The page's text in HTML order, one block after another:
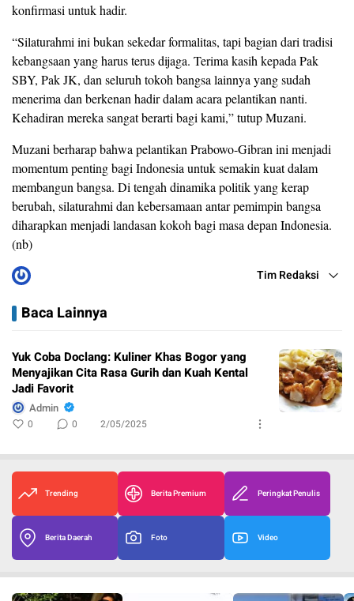
konfirmasi untuk hadir.
“Silaturahmi ini bukan sekedar formalitas, tapi bagian dari tradisi
kebangsaan yang harus terus dijaga. Terima kasih kepada Pak
SBY, Pak JK, dan seluruh tokoh bangsa lainnya yang sudah
menerima dan berkenan hadir dalam acara pelantikan nanti.
Kehadiran mereka sangat berarti bagi kami,” tutup Muzani.
Muzani berharap bahwa pelantikan Prabowo-Gibran ini menjadi
momentum penting bagi Indonesia untuk semakin kuat dalam
membangun bangsa. Di tengah dinamika politik yang kerap
berubah, silaturahmi dan kebersamaan antar pemimpin bangsa
diharapkan menjadi landasan kokoh bagi masa depan Indonesia.
(nb)
Tim Redaksi
Baca Lainnya
Yuk Coba Doclang: Kuliner Khas Bogor yang
Menyajikan Cita Rasa Gurih dan Kuah Kental
Jadi Favorit
Admin
0 0 2/05/2025
Trending Berita Premium Peringkat Penulis
Berita Daerah Foto Video